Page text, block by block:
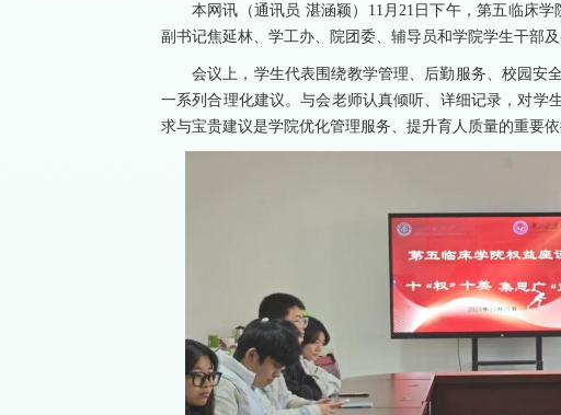
本网讯（通讯员 湛涵颖）11月21日下午，第五临床
副书记焦延林、学工办、院团委、辅导员和学院学生干部
会议上，学生代表围绕教学管理、后勤服务、校园安
一系列合理化建议。与会老师认真倾听、详细记录，对学
求与宝贵建议是学院优化管理服务、提升育人质量的重要依